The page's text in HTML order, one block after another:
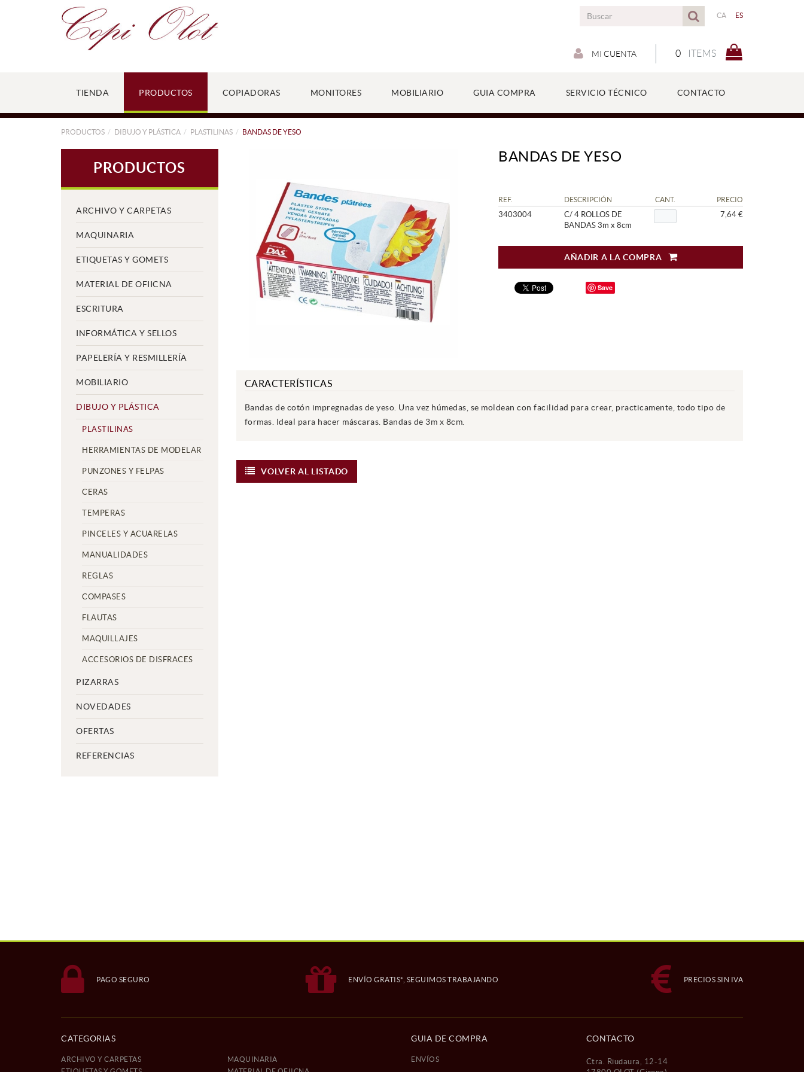
CA ES
0 ITEMS
MI CUENTA
TIENDA PRODUCTOS COPIADORAS MONITORES MOBILIARIO GUIA COMPRA SERVICIO TÉCNICO CONTACTO
PRODUCTOS DIBUJO Y PLÁSTICA PLASTILINAS BANDAS DE YESO
PRODUCTOS
ARCHIVO Y CARPETAS
MAQUINARIA
ETIQUETAS Y GOMETS
MATERIAL DE OFIICNA
ESCRITURA
INFORMÁTICA Y SELLOS
PAPELERÍA Y RESMILLERÍA
MOBILIARIO
DIBUJO Y PLÁSTICA
PLASTILINAS
HERRAMIENTAS DE MODELAR
PUNZONES Y FELPAS
CERAS
TEMPERAS
PINCELES Y ACUARELAS
MANUALIDADES
REGLAS
COMPASES
FLAUTAS
MAQUILLAJES
ACCESORIOS DE DISFRACES
PIZARRAS
NOVEDADES
OFERTAS
REFERENCIAS
BANDAS DE YESO
REF. DESCRIPCIÓN CANT. PRECIO
3403004
C/ 4 ROLLOS DE
BANDAS 3m x 8cm
7,64 €
AÑADIR A LA COMPRA
Save
CARACTERÍSTICAS
Bandas de cotón impregnadas de yeso. Una vez húmedas, se moldean con facilidad para crear, practicamente, todo tipo de
formas. Ideal para hacer máscaras. Bandas de 3m x 8cm.
VOLVER AL LISTADO
PAGO SEGURO ENVÍO GRATIS*, SEGUIMOS TRABAJANDO PRECIOS SIN IVA
CATEGORIAS
ARCHIVO Y CARPETAS
MAQUINARIA
GUIA DE COMPRA
ENVÍOS
CONTACTO
Ctra. Riudaura, 12-14